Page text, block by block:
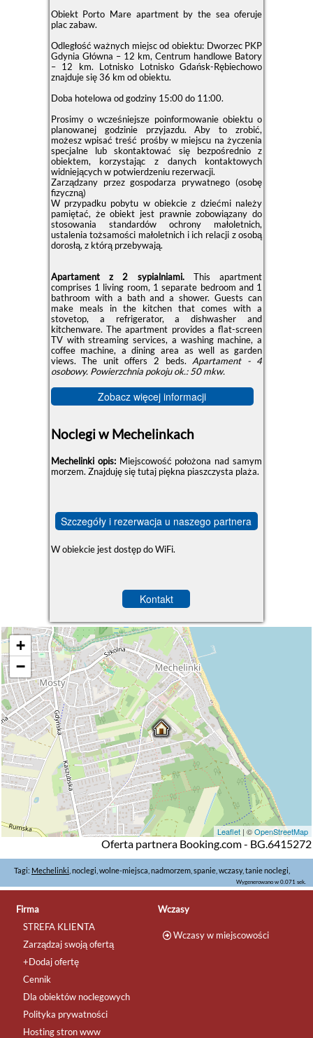
Obiekt Porto Mare apartment by the sea oferuje
plac zabaw.
Odległość ważnych miejsc od obiektu: Dworzec PKP
Gdynia Główna – 12 km, Centrum handlowe Batory
– 12 km. Lotnisko Lotnisko Gdańsk-Rębiechowo
znajduje się 36 km od obiektu.
Doba hotelowa od godziny 15:00do 11:00.
Prosimy o wcześniejsze poinformowanie obiektu o
planowanej godzinie przyjazdu. Aby to zrobić,
możesz wpisać treść prośby w miejscu na życzenia
specjalne lub skontaktować się bezpośrednio z
obiektem, korzystając z danych kontaktowych
widniejących w potwierdzeniu rezerwacji.
Zarządzany przez gospodarza prywatnego (osobę
fizyczną)
W przypadku pobytu w obiekcie z dziećmi należy
pamiętać, że obiekt jest prawnie zobowiązany do
stosowania standardów ochrony małoletnich,
ustalenia tożsamości małoletnich i ich relacji z osobą
dorosłą, z którą przebywają.
Apartament z 2 sypialniami.This apartment
comprises 1 living room, 1 separate bedroom and 1
bathroom with a bath and a shower. Guests can
make meals in the kitchen that comes with a
stovetop, a refrigerator, a dishwasher and
kitchenware. The apartment provides a flat-screen
TV with streaming services, a washing machine, a
coffee machine, a dining area as well as garden
views. The unit offers 2 beds. Apartament - 4
osobowy. Powierzchnia pokoju ok.: 50 mkw.
Zobacz więcej informacji
Noclegi w Mechelinkach
Mechelinki opis: Miejscowość położona nad samym
morzem. Znajduję się tutaj piękna piaszczysta plaża.
Szczegóły i rezerwacja u naszego partnera
W obiekcie jest dostęp do WiFi.
Kontakt
+
−
Leaflet | ©OpenStreetMap
Oferta partnera Booking.com - BG.6415272
Tagi: Mechelinki , noclegi, wolne-miejsca, nadmorzem, spanie, wczasy, tanie noclegi,
Wygenerowano w 0.071 sek.
Firma
STREFA KLIENTA
Zarządzaj swoją ofertą
+Dodaj ofertę
Cennik
Dla obiektów noclegowych
Polityka prywatności
Hosting stron www
Wczasy
Wczasy w miejscowości